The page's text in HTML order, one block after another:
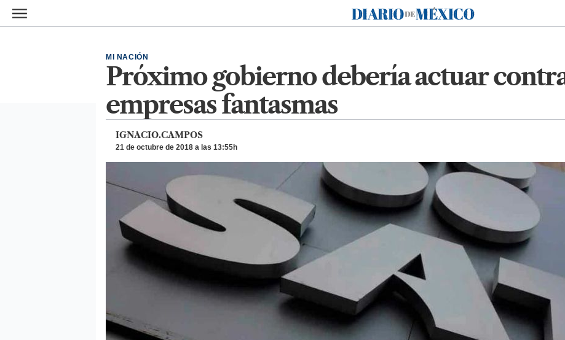
Ir al contenido principal
Diario de México
Próximo gobierno debería actuar
empresas fantasmas
MI NACIÓN
IGNACIO.CAMPOS
21 de octubre de 2018 a las 13:55h